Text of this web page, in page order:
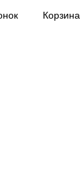
Корзина